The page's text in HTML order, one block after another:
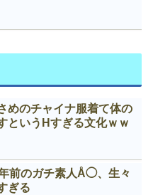
めのチャイナ服着て体の
というНすぎる文化ｗｗ
年前のガチ素人Å◯、生々
ぎる